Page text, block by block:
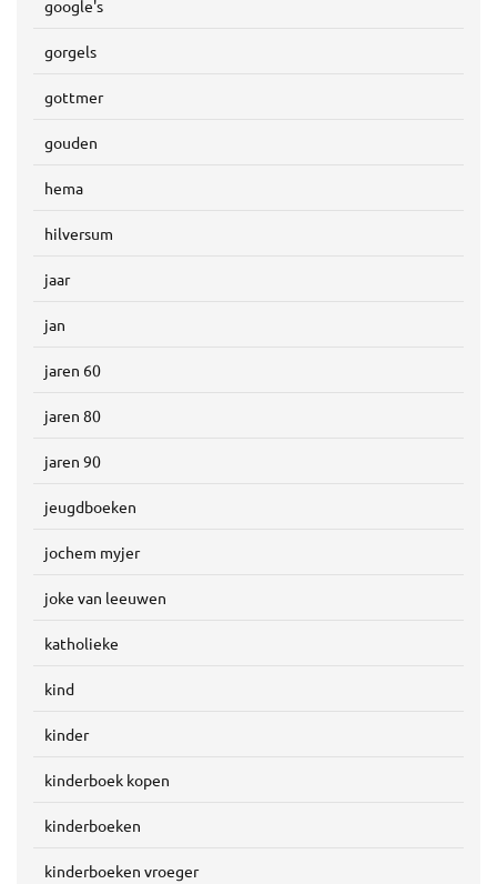
google's
gorgels
gottmer
gouden
hema
hilversum
jaar
jan
jaren 60
jaren 80
jaren 90
jeugdboeken
jochem myjer
joke van leeuwen
katholieke
kind
kinder
kinderboek kopen
kinderboeken
kinderboeken vroeger